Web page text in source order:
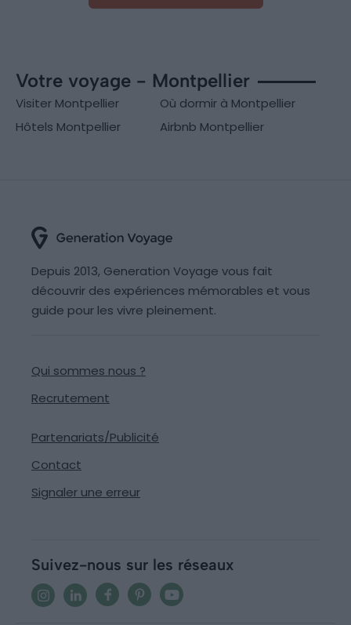
Votre voyage - Montpellier
Visiter Montpellier
Où dormir à Montpellier
Hôtels Montpellier
Airbnb Montpellier
Depuis 2013, Generation Voyage vous fait
découvrir des expériences mémorables et vous
guide pour les vivre pleinement.
Qui sommes nous ?
Recrutement
Partenariats/Publicité
Contact
Signaler une erreur
Suivez-nous sur les réseaux